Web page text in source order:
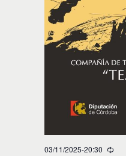
03/11/2025-20:30